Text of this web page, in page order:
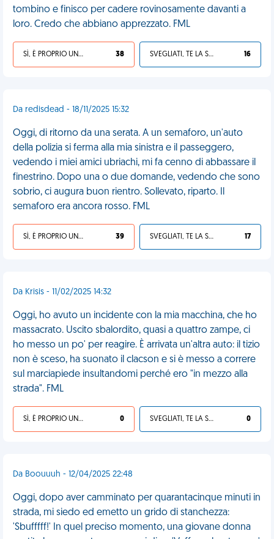
tombino e finisco per cadere rovinosamente davanti a
loro. Credo che abbiano apprezzato. FML
SÌ, È PROPRIO UNA VDM! 38 SVEGLIATI, TE LA SEI CERCATA! 16
Da redisdead - 18/11/2025 15:32
Oggi, di ritorno da una serata. A un semaforo, un'auto
della polizia si ferma alla mia sinistra e il passeggero,
vedendo i miei amici ubriachi, mi fa cenno di abbassare il
finestrino. Dopo una o due domande, vedendo che sono
sobrio, ci augura buon rientro. Sollevato, riparto. Il
semaforo era ancora rosso. FML
SÌ, È PROPRIO UNA VDM! 39 SVEGLIATI, TE LA SEI CERCATA! 17
Da Krisis - 11/02/2025 14:32
Oggi, ho avuto un incidente con la mia macchina, che ho
massacrato. Uscito sbalordito, quasi a quattro zampe, ci
ho messo un po' per reagire. È arrivata un'altra auto: il tizio
non è sceso, ha suonato il clacson e si è messo a correre
sul marciapiede insultandomi perché ero "in mezzo alla
strada". FML
SÌ, È PROPRIO UNA VDM! 0 SVEGLIATI, TE LA SEI CERCATA! 0
Da Boouuuh - 12/04/2025 22:48
Oggi, dopo aver camminato per quarantacinque minuti in
strada, mi siedo ed emetto un grido di stanchezza:
'Sbufffff!' In quel preciso momento, una giovane donna